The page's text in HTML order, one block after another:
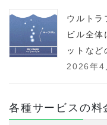
ウルトラ
ビル全体
ットなど
2026年4
各種サービスの料